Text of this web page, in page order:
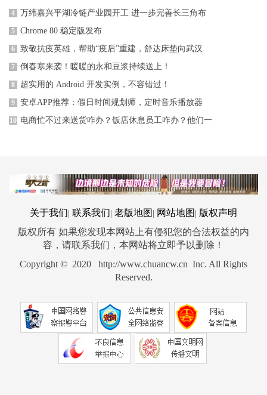
4 万纬嘉兴平湖冷链产业园开工 进一步完善长三角布
5 Chrome 80 稳定版发布
6 致敬抗疫英雄，帮助“疫后”重建，舒达床垫向武汉
7 倒春寒来袭！暖暖的永和豆浆持续送上！
8 超实用的 Android 开发实例，不容错过！
9 安卓APP推荐：假日时间规划师，定时音乐播放器
10 电商忙不过来送货咋办？饭店休息员工咋办？他们一
关于我们 联系我们 老版地图 网站地图
版权声明
版权所有 如果您发现本网站上有侵犯您的合法权益的内
容，请联系我们，本网站将立即予以删除！
Copyright © 2020 http://www.chuancw.cn Inc. All Rights
Reserved.